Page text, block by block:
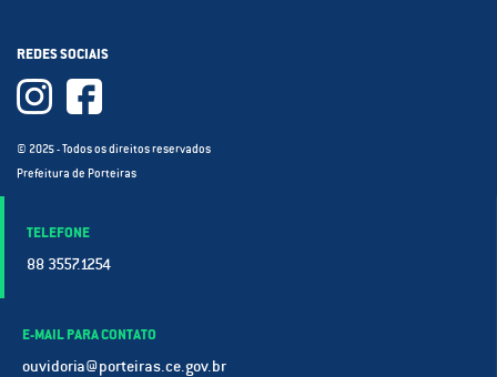
REDES SOCIAIS
© 2025 - Todos os direitos reservados
Prefeitura de Porteiras
TELEFONE
88 3557.1254
E-MAIL PARA CONTATO
ouvidoria@porteiras.ce.gov.br